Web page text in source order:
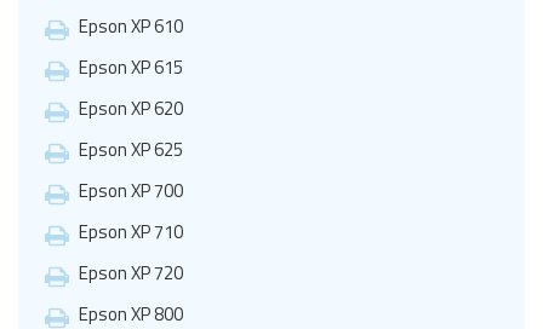
Epson XP 610
Epson XP 615
Epson XP 620
Epson XP 625
Epson XP 700
Epson XP 710
Epson XP 720
Epson XP 800